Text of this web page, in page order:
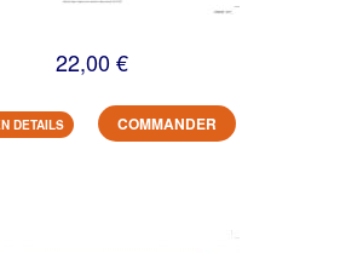
22,00 €
DETAILS COMMANDER